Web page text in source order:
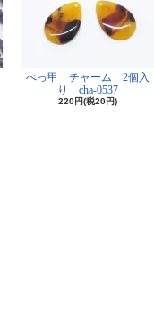
べっ甲 チャーム 2個入
り cha-0537
220円(税20円)